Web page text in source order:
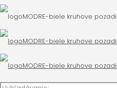
Tvorivosť a inovácie z Ríma s
22. júna 2026